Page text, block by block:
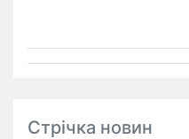
Стрічка новин